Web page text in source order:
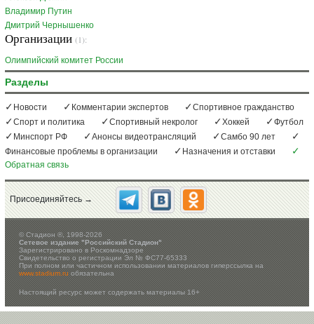
Владимир Путин
Дмитрий Чернышенко
Организации (1):
Олимпийский комитет России
Разделы
Новости Комментарии экспертов
Спортивное гражданство
Спорт и политика
Спортивный некролог Хоккей
Футбол
Минспорт РФ
Анонсы видеотрансляций
Самбо 90 лет
Финансовые проблемы в организации
Назначения и отставки
Обратная связь
Присоединяйтесь →
©Стадион ®, 1998-2026
Сетевое издание "Российский Стадион"
Зарегистрировано в Роскомнадзоре
Свидетельство о регистрации Эл № ФС77-65333
При полном или частичном использовании материалов гиперссылка на
www.stadium.ruобязательна
Настоящий ресурс может содержать материалы 16+